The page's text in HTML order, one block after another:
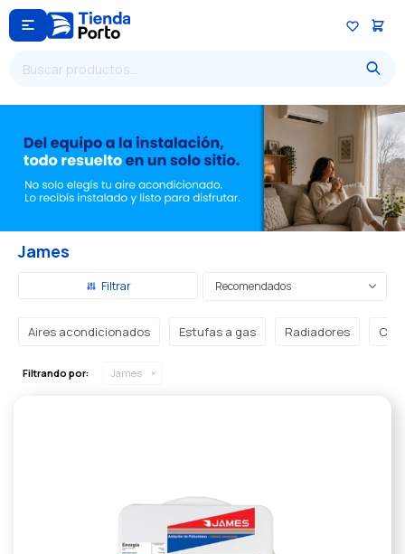

James
Recomendados
Aires acondicionados Estufas a gas Radiadores
Filtrando por: James